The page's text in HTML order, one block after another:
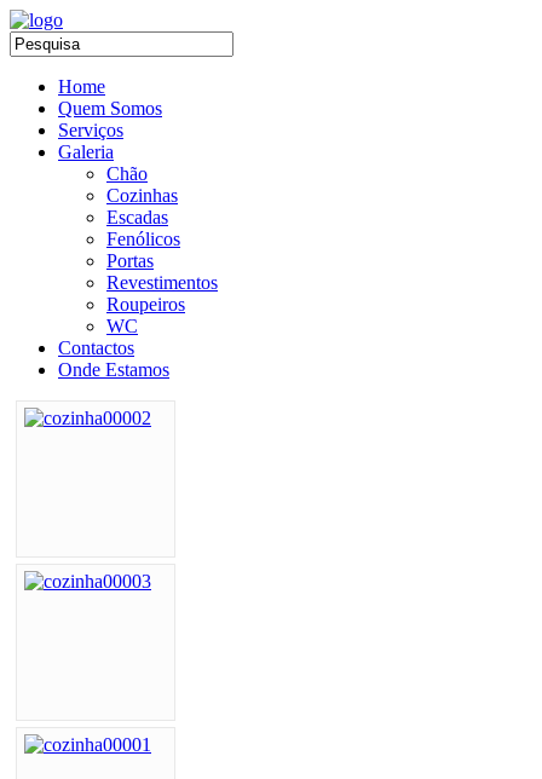
Home
Quem Somos
Serviços
Galeria
Chão
Cozinhas
Escadas
Fenólicos
Portas
Revestimentos
Roupeiros
WC
Contactos
Onde Estamos